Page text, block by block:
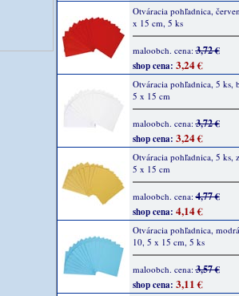
Otváracia pohľadnica,
x 15 cm, 5 ks
maloobch. cena:3,72 €
shop cena: 3,24 €
Otváracia pohľadnica, 5 ks,
5 x 15 cm
maloobch. cena:3,72 €
shop cena: 3,24 €
Otváracia pohľadnica, 5 ks,
5 x 15 cm
maloobch. cena:4,77 €
shop cena: 4,14 €
Otváracia pohľadnica,
10, 5 x 15 cm, 5 ks
maloobch. cena:3,57 €
shop cena: 3,11 €